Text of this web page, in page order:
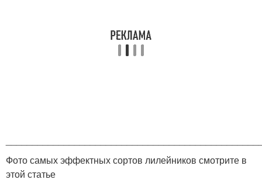
Фото самых эффектных сортов лилейников смотрите в
этой статье